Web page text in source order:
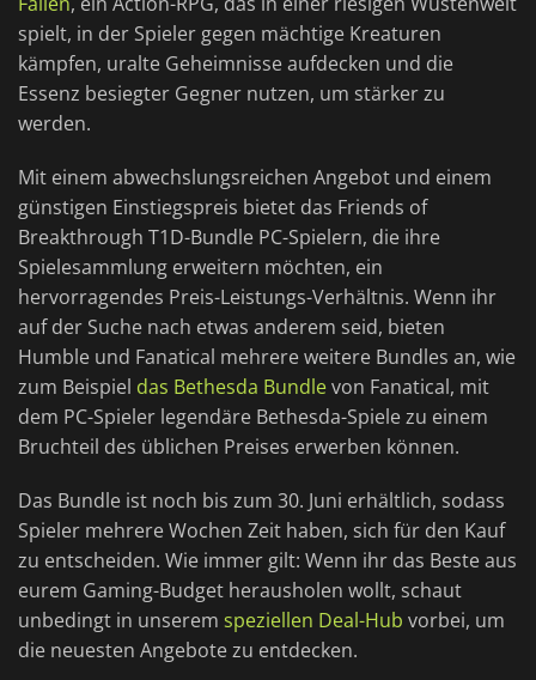
spielt, in der Spieler gegen mächtige Kreaturen
kämpfen, uralte Geheimnisse aufdecken und die
Essenz besiegter Gegner nutzen, um stärker zu
werden.
Mit einem abwechslungsreichen Angebot und einem
günstigen Einstiegspreis bietet das Friends of
Breakthrough T1D-Bundle PC-Spielern, die ihre
Spielesammlung erweitern möchten, ein
hervorragendes Preis-Leistungs-Verhältnis. Wenn ihr
auf der Suche nach etwas anderem seid, bieten
Humble und Fanatical mehrere weitere Bundles an, wie
zum Beispiel das Bethesda Bundlevon Fanatical, mit
dem PC-Spieler legendäre Bethesda-Spiele zu einem
Bruchteil des üblichen Preises erwerben können.
Das Bundle ist noch bis zum 30. Juni erhältlich, sodass
Spieler mehrere Wochen Zeit haben, sich für den Kauf
zu entscheiden. Wie immer gilt: Wenn ihr das Beste aus
eurem Gaming-Budget herausholen wollt, schaut
unbedingt in unserem speziellen Deal-Hub vorbei, um
die neuesten Angebote zu entdecken.